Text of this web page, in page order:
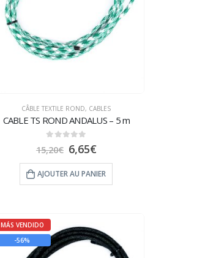
CÂBLE TEXTILE ROND, CABLES
CABLE TS ROND ANDALUS – 5 m
sur 5
15,20€ 6,65€
AJOUTER AU PANIER
MÁS VENDIDO
-56%